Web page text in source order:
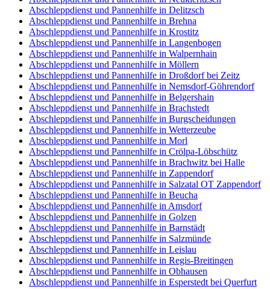
Abschleppdienst und Pannenhilfe in Delitzsch
Abschleppdienst und Pannenhilfe in Brehna
Abschleppdienst und Pannenhilfe in Krostitz
Abschleppdienst und Pannenhilfe in Langenbogen
Abschleppdienst und Pannenhilfe in Walpernhain
Abschleppdienst und Pannenhilfe in Möllern
Abschleppdienst und Pannenhilfe in Droßdorf bei Zeitz
Abschleppdienst und Pannenhilfe in Nemsdorf-Göhrendorf
Abschleppdienst und Pannenhilfe in Belgershain
Abschleppdienst und Pannenhilfe in Brachstedt
Abschleppdienst und Pannenhilfe in Burgscheidungen
Abschleppdienst und Pannenhilfe in Wetterzeube
Abschleppdienst und Pannenhilfe in Morl
Abschleppdienst und Pannenhilfe in Crölpa-Löbschütz
Abschleppdienst und Pannenhilfe in Brachwitz bei Halle
Abschleppdienst und Pannenhilfe in Zappendorf
Abschleppdienst und Pannenhilfe in Salzatal OT Zappendorf
Abschleppdienst und Pannenhilfe in Beucha
Abschleppdienst und Pannenhilfe in Amsdorf
Abschleppdienst und Pannenhilfe in Golzen
Abschleppdienst und Pannenhilfe in Barnstädt
Abschleppdienst und Pannenhilfe in Salzmünde
Abschleppdienst und Pannenhilfe in Leislau
Abschleppdienst und Pannenhilfe in Regis-Breitingen
Abschleppdienst und Pannenhilfe in Obhausen
Abschleppdienst und Pannenhilfe in Esperstedt bei Querfurt